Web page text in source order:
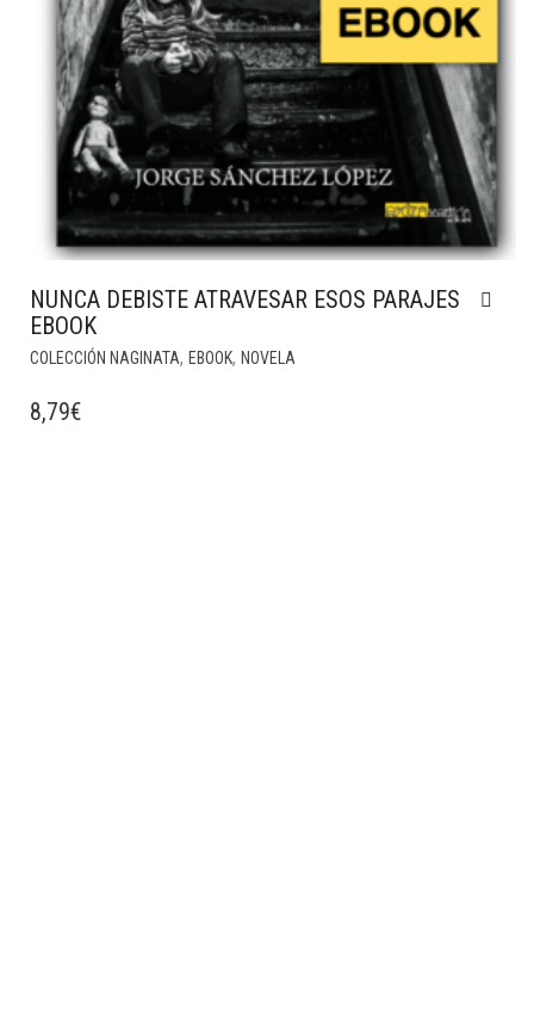
NUNCA DEBISTE ATRAVESAR ESOS PARAJES
EBOOK
COLECCIÓN NAGINATA, EBOOK, NOVELA
8,79€